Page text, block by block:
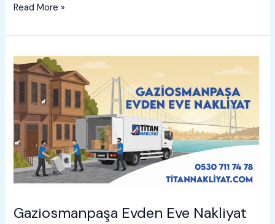
Güngören
Eve
Read More »
Gaziosmanpaşa Evden Eve Nakliyat